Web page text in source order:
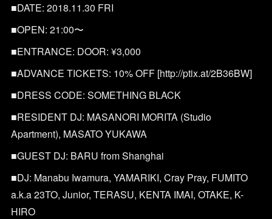
■DATE: 2018.11.30 FRI
■OPEN: 21:00〜
■ENTRANCE: DOOR: ¥3,000
■ADVANCE TICKETS: 10% OFF [http://ptix.at/2B36BW]
■DRESS CODE: SOMETHING BLACK
■RESIDENT DJ: MASANORI MORITA (Studio
Apartment), MASATO YUKAWA
■GUEST DJ: BARU from Shanghai
■DJ: Manabu Iwamura, YAMARIKI, Cray Pray, FUMITO
a.k.a 23TO, Junior, TERASU, KENTA IMAI, OTAKE, K-
HIRO